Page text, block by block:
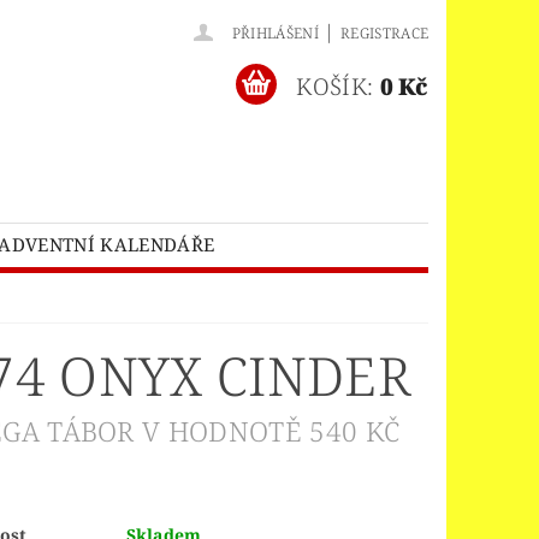
PŘIHLÁŠENÍ | REGISTRACE
KOŠÍK: 0 Kč
KALENDÁŘE
CLASSIC
LEGO® CREATOR
ONYX CINDER
TÁBOR V HODNOTĚ 540 KČ